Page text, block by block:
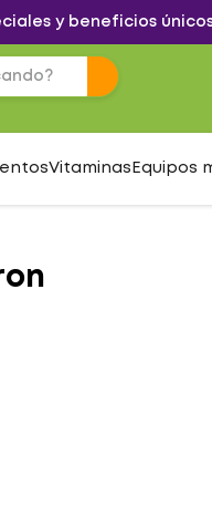
y beneficios
Vitaminas Equipos